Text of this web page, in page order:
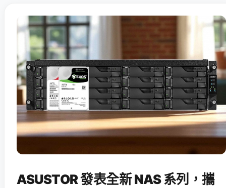
ASUSTOR 發表全新 NAS 系列，攜